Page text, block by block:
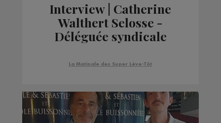
Interview | Catherine
Walthert Selosse -
Déléguée syndicale
Snuipp-FSU
La Matinale des Super Lève-Tôt